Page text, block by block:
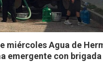
miércoles Agua de
emergente con brigada